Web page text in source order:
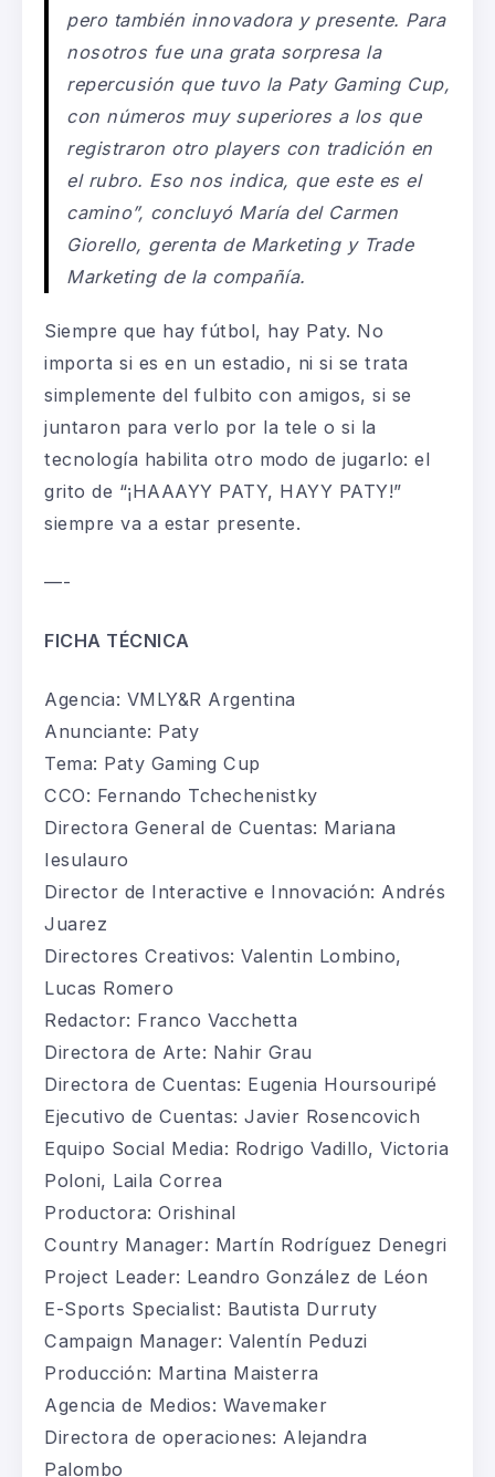
pero también innovadora y presente. Para
nosotros fue una grata sorpresa la
repercusión que tuvo la Paty GamingCup,
con números muy superiores a los que
registraron otro players con tradición en
el rubro. Eso nos indica, que este es el
camino”, concluyó María del Carmen
Giorello, gerenta de Marketing y Trade
Marketing de la compañía.
Siempre que hay fútbol, hay Paty. No
importa si es en un estadio, ni si se trata
simplemente del fulbito con amigos, si se
juntaron para verlo por la tele o si la
tecnología habilita otro modo de jugarlo: el
grito de “¡HAAAYY PATY, HAYY PATY!”
siempre va a estar presente.
—-
FICHA TÉCNICA
Agencia: VMLY&R Argentina
Anunciante: Paty
Tema: Paty Gaming Cup
CCO: Fernando Tchechenistky
Directora General de Cuentas: Mariana
Iesulauro
Director de Interactive e Innovación: Andrés
Juarez
Directores Creativos: Valentin Lombino,
Lucas Romero
Redactor: Franco Vacchetta
Directora de Arte: Nahir Grau
Directora de Cuentas: Eugenia Hoursouripé
Ejecutivo de Cuentas: Javier Rosencovich
Equipo Social Media: Rodrigo Vadillo, Victoria
Poloni, Laila Correa
Productora: Orishinal
Country Manager: Martín Rodríguez Denegri
Project Leader: Leandro González de Léon
E-Sports Specialist: Bautista Durruty
Campaign Manager: Valentín Peduzi
Producción: Martina Maisterra
Agencia de Medios: Wavemaker
Directora de operaciones: Alejandra
Palombo